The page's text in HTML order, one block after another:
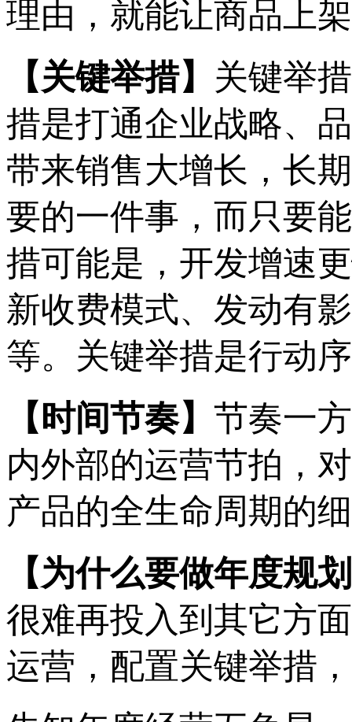
理由，就能让商品上
【关键举措】 关键举措
措是打通企业战略、
带来销售大增长 ，长
要的一件事，而只要
措可能是，开发增速
新收费模式、发动有
等。 关键举措是行动
【时间节奏】 节奏一
内外部的运营节拍，
产品的全生命周期的
【为什么要做年度规划
很难再投入到其它方
运营 ， 配置关键举措